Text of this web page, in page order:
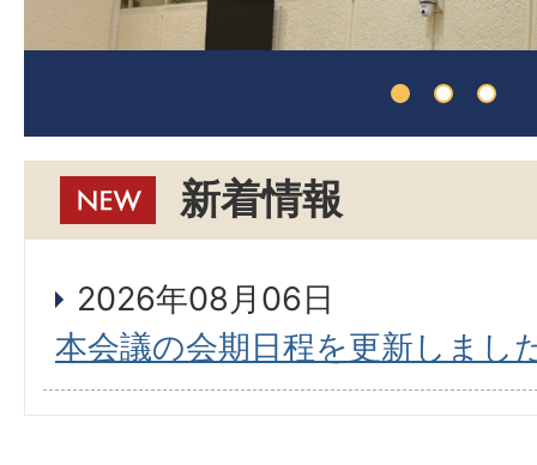
新着情報
2026年08月06日
本会議の会期日程を更新しまし